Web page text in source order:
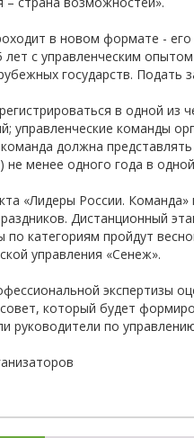
в новом формате -
с управленческим
государств. Подать
в одной из
управленческие команды
должна
не менее одного года в
«Лидеры России.
Дистанционный
категориям пройдут
управления «Сенеж».
экспертизы
который будет
руководители по